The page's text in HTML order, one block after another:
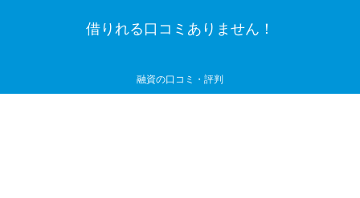
借りれる口コミありません！
融資の口コミ・評判